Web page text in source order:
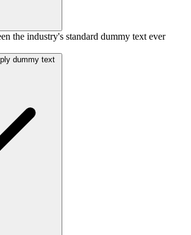
the industry's standard dummy text ever
dummy text